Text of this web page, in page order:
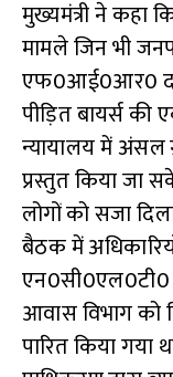
मुख्यमंत्री ने
मामले जिन भी
एफ0आई0आर0
पीड़ित बायर्स की
न्यायालय में अंसल
प्रस्तुत किया जा
लोगों को सजा
बैठक में
एन0सी0एल0टी0
आवास विभाग को
पारित किया